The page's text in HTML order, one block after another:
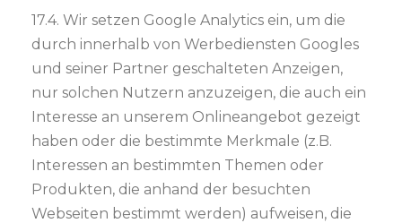
17.4. Wir setzen Google Analytics ein, um die
durch innerhalb von Werbediensten Googles
und seiner Partner geschalteten Anzeigen,
nur solchen Nutzern anzuzeigen, die auch ein
Interesse an unserem Onlineangebot gezeigt
haben oder die bestimmte Merkmale (z.B.
Interessen an bestimmten Themen oder
Produkten, die anhand der besuchten
Webseiten bestimmt werden) aufweisen, die